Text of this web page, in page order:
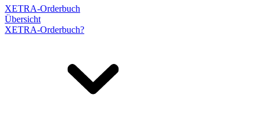
XETRA-Orderbuch
Übersicht
XETRA-Orderbuch?